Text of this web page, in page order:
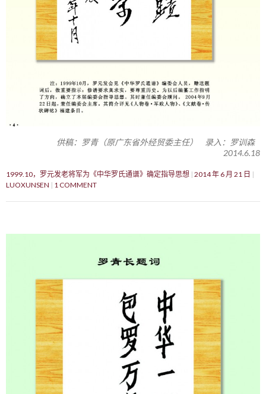
供稿：罗青（原广东省外经贸委主任） 录入：罗训森
2014.6.18
1999.10，罗元发老将军为《中华罗氏通谱》确定指导思想 2014 年 6 月 21 日
LUOXUNSEN
1 COMMENT